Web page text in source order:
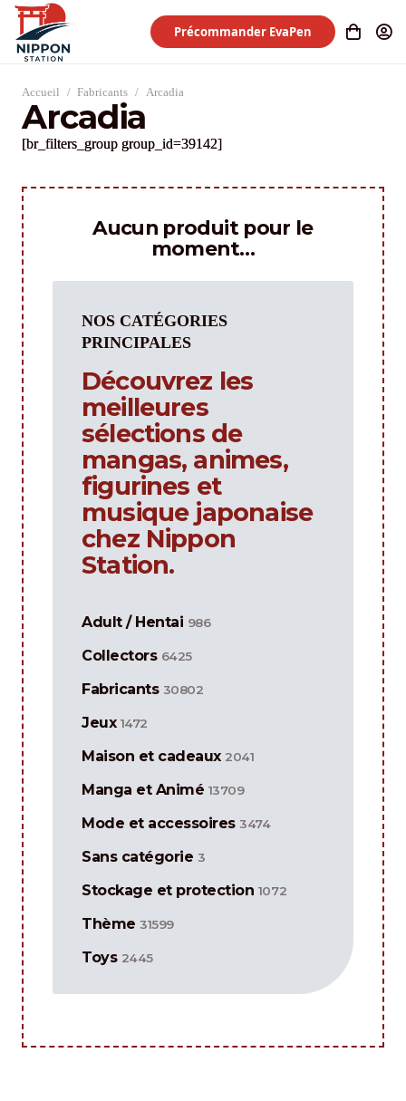
Précommander EvaPen
Accueil / Fabricants / Arcadia
Arcadia
[br_filters_group group_id=39142]
Aucun produit pour le
moment…
NOS CATÉGORIES
PRINCIPALES
Découvrez les
meilleures
sélections de
mangas, animes,
figurines et
musique japonaise
chez Nippon
Station.
Adult / Hentai 986
Collectors 6425
Fabricants 30802
Jeux 1472
Maison et cadeaux 2041
Manga et Animé 13709
Mode et accessoires 3474
Sans catégorie 3
Stockage et protection 1072
Thème 31599
Toys 2445